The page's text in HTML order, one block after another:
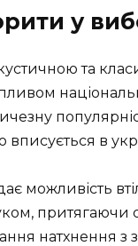
у
та
в
можливість
притягаючи
натхнення з